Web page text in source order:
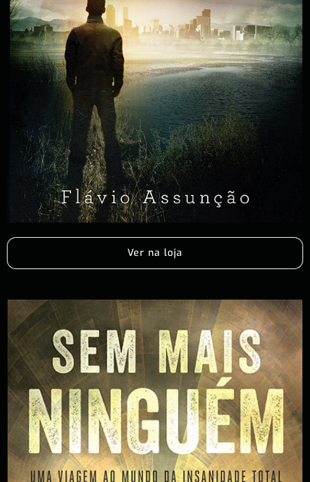
Ver na loja